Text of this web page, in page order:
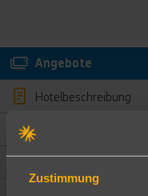
Zustimmung
Angebote
Hotelbeschreibung
Bewertungen